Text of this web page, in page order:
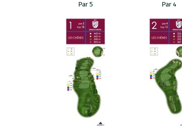
Par 5 Par 4